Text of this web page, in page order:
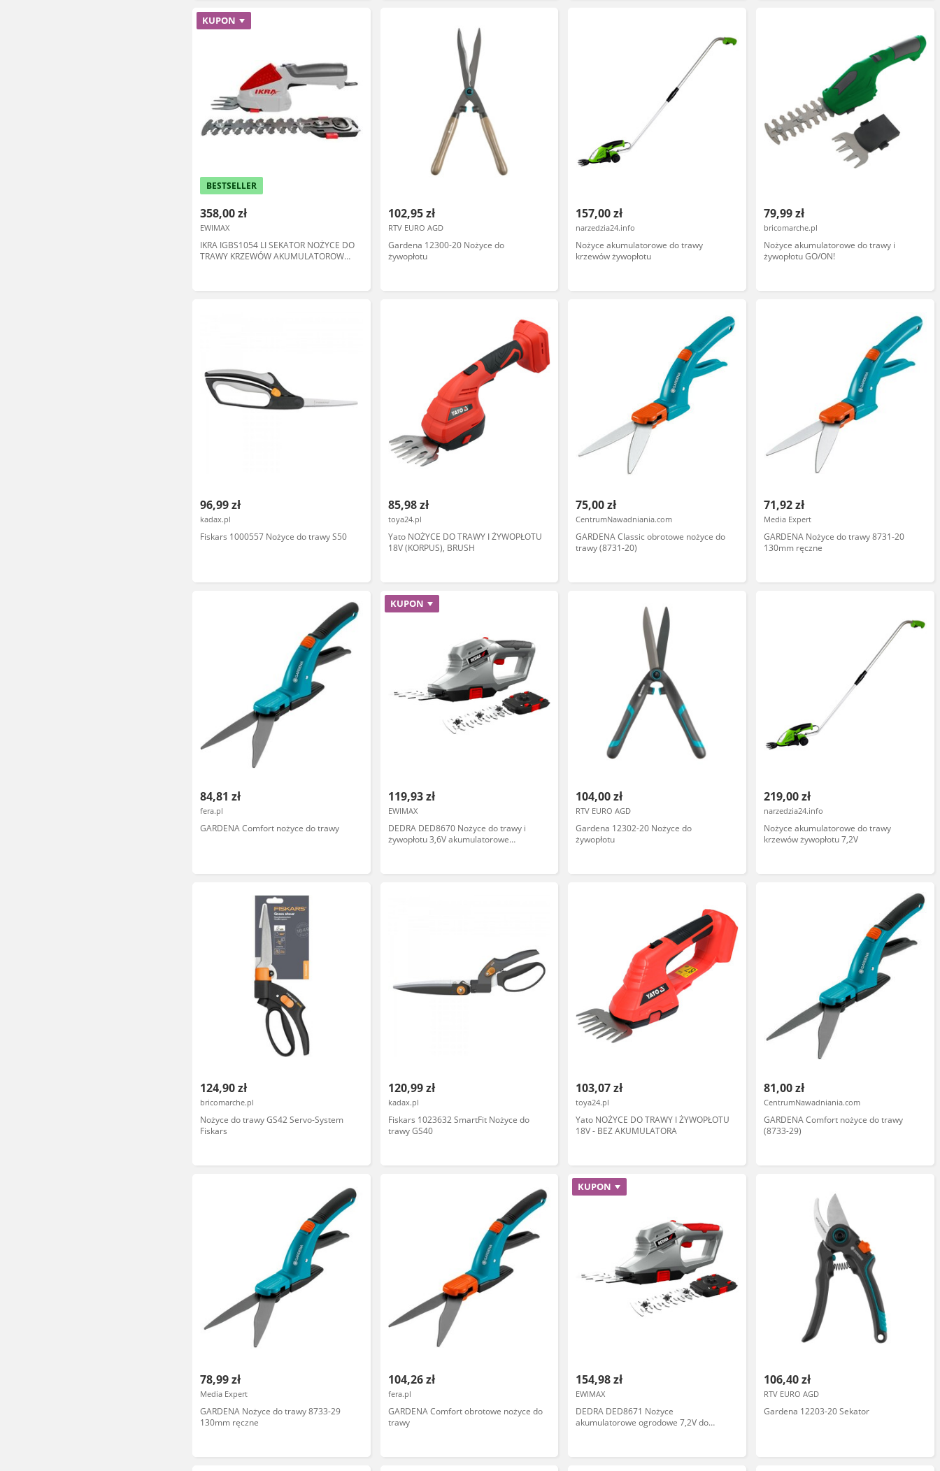
KUPON
BESTSELLER
358,00 zł
EWIMAX
IKRA IGBS1054 LI SEKATOR NOŻYCE DO
TRAWY KRZEWÓW AKUMULATOROWE
102,95 zł
RTV EURO AGD
Gardena 12300-20 Nożyce do
żywopłotu
157,00 zł
narzedzia24.info
Nożyce akumulatorowe do trawy
krzewów żywopłotu
79,99 zł
bricomarche.pl
Nożyce akumulatorowe do trawy i
żywopłotu GO/ON!
96,99 zł
kadax.pl
Fiskars 1000557 Nożyce do trawy S50
85,98 zł
toya24.pl
Yato NOŻYCE DO TRAWY I ŻYWOPŁOTU
18V (KORPUS), BRUSH
75,00 zł
CentrumNawadniania.com
GARDENA Classic obrotowe nożyce do
trawy (8731-20)
71,92 zł
Media Expert
GARDENA Nożyce do trawy 8731-20
130mm ręczne
84,81 zł
fera.pl
GARDENA Comfort nożyce do trawy
KUPON
119,93 zł
EWIMAX
DEDRA DED8670 Nożyce do trawy i
żywopłotu 3,6V akumulatorowe
104,00 zł
RTV EURO AGD
Gardena 12302-20 Nożyce do
żywopłotu
219,00 zł
narzedzia24.info
Nożyce akumulatorowe do trawy
krzewów żywopłotu 7,2V
124,90 zł
bricomarche.pl
Nożyce do trawy GS42 Servo-System
Fiskars
120,99 zł
kadax.pl
Fiskars 1023632 SmartFit Nożyce do
trawy GS40
103,07 zł
toya24.pl
Yato NOŻYCE DO TRAWY I ŻYWOPŁOTU
18V - BEZ AKUMULATORA
81,00 zł
CentrumNawadniania.com
GARDENA Comfort nożyce do trawy
(8733-29)
78,99 zł
Media Expert
GARDENA Nożyce do trawy 8733-29
130mm ręczne
104,26 zł
fera.pl
GARDENA Comfort obrotowe nożyce do
trawy
KUPON
154,98 zł
EWIMAX
DEDRA DED8671 Nożyce
akumulatorowe ogrodowe 7,2V do
106,40 zł
RTV EURO AGD
Gardena 12203-20 Sekator